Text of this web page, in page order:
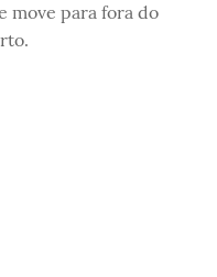
move para fora do